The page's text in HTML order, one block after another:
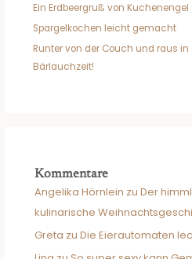
Ein Erdbeergruß von Kuchenengel
Spargelkochen leicht gemacht
Runter von der Couch und raus in
Bärlauchzeit!
Kommentare
Angelika Hörnlein zuDer
kulinarische
Greta zuDie Eierautomaten